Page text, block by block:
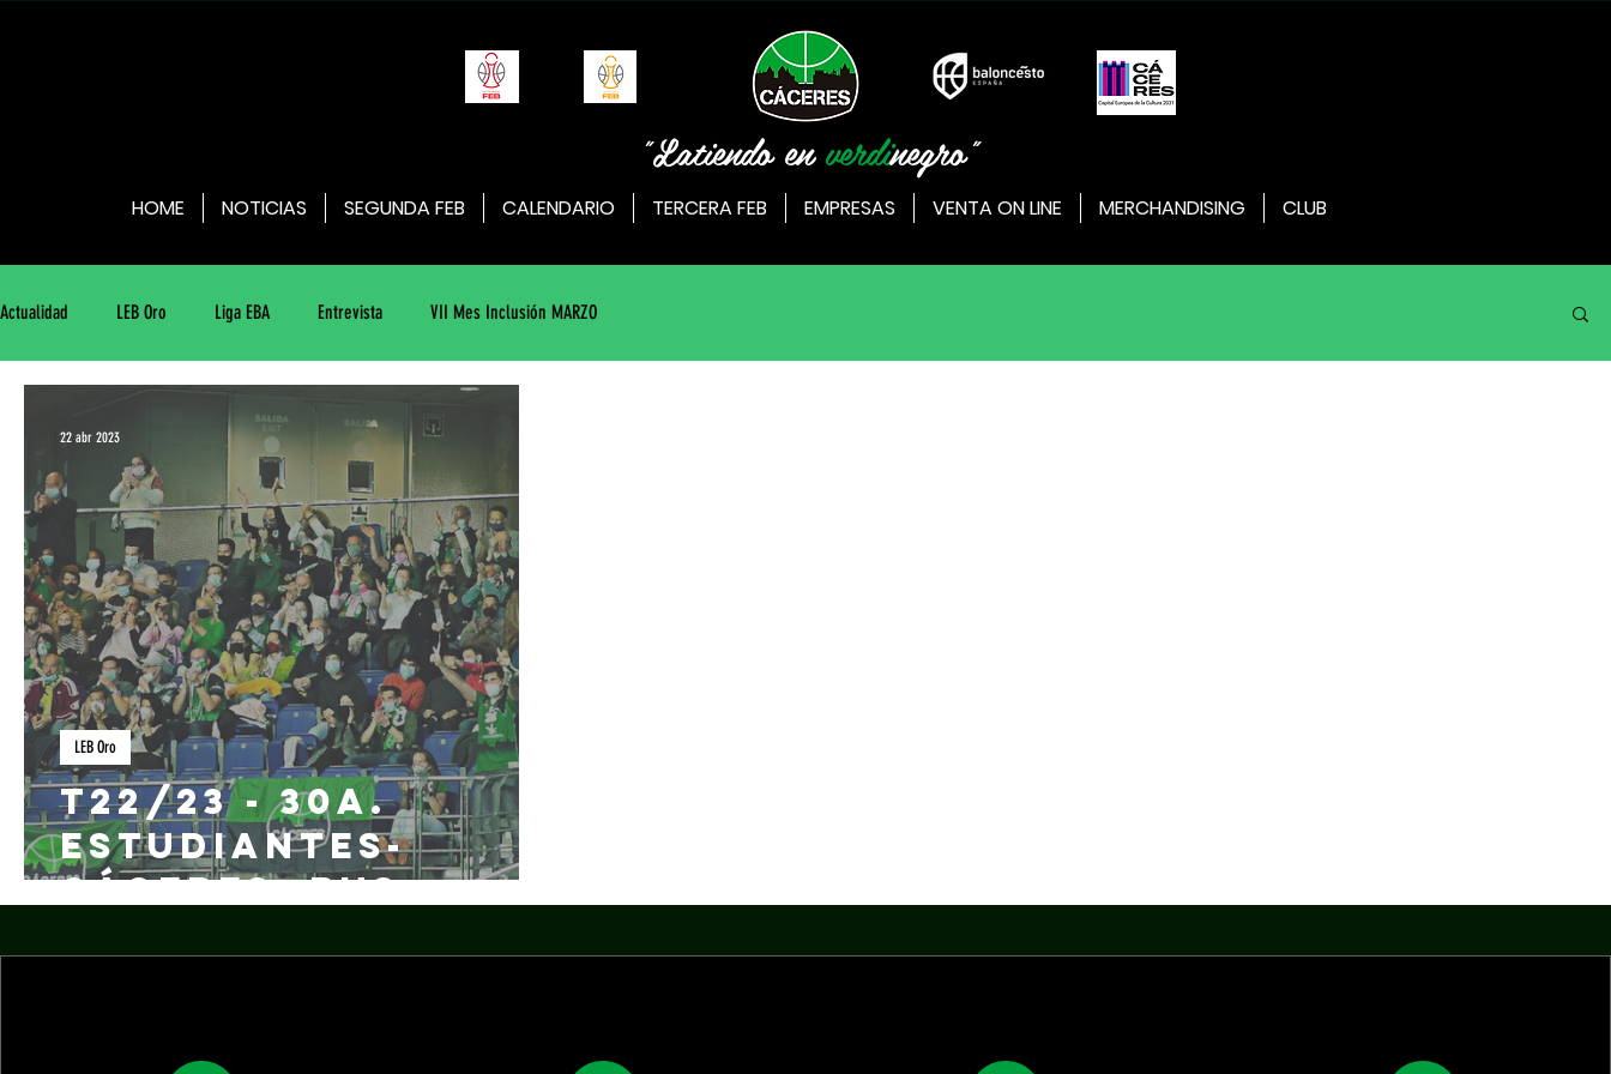
"Latiendo enverdinegro"
HOME NOTICIAS SEGUNDA FEB CALENDARIO TERCERA FEB EMPRESAS VENTA ON LINE MERCHANDISING CLUB
Actualidad LEB Oro Liga EBA Entrevista VII Mes Inclusión MARZO
T22/23 - 30A.
Estudiantes-
Cáceres: Bus
LEB Oro
22 abr 2023